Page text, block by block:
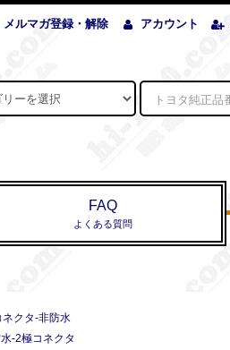
メルマガ登録・解除 アカウント
FAQ
よくある質問
クタ-非防水
-2極コネクタ